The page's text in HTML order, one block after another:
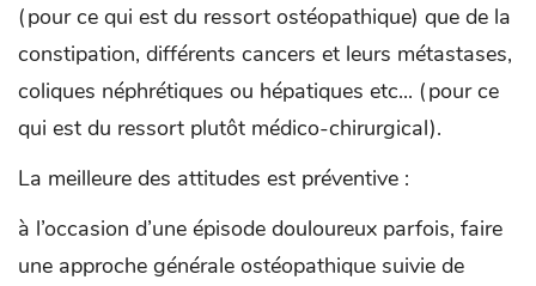
(pour ce qui est du ressort ostéopathique) que de la
constipation, différents cancers et leurs métastases,
coliques néphrétiques ou hépatiques etc... (pour ce
qui est du ressort plutôt médico-chirurgical).
La meilleure des attitudes est préventive :
à l’occasion d’une épisode douloureux parfois, faire
une approche générale ostéopathique suivie de